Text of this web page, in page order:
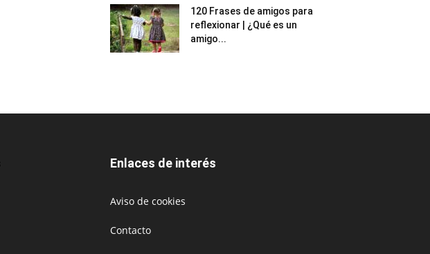
120 Frases de amigos para
reflexionar | ¿Qué es un
amigo...
Enlaces de interés
Aviso de cookies
Contacto